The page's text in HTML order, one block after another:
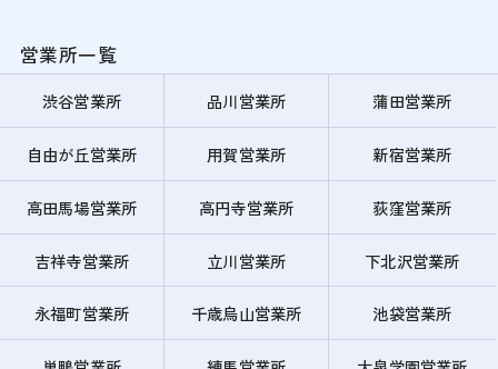
営業所一覧
渋谷営業所 品川営業所 蒲田営業所
自由が丘営業所 用賀営業所 新宿営業所
高田馬場営業所 高円寺営業所 荻窪営業所
吉祥寺営業所 立川営業所 下北沢営業所
永福町営業所 千歳烏山営業所 池袋営業所